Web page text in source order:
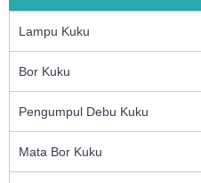
Lampu Kuku
Bor Kuku
Pengumpul Debu Kuku
Mata Bor Kuku